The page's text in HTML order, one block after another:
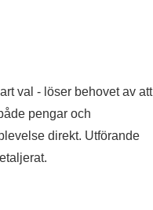
val - löser behovet av att
pengar och
direkt. Utförande